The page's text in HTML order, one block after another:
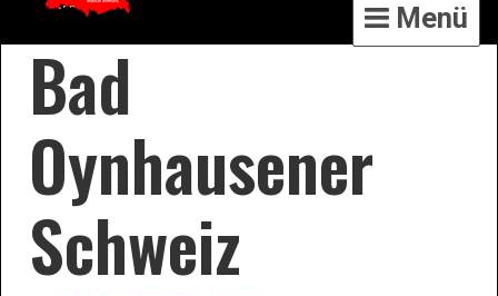
Menü
Bad
Oynhausener
Schweiz